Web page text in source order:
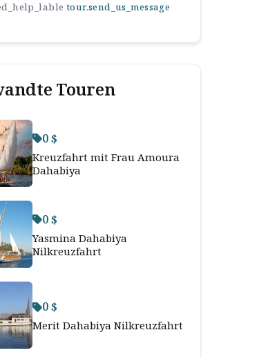
tour.send_us_message
Touren
0 $
Kreuzfahrt mit Frau Amoura
Dahabiya
0 $
Yasmina Dahabiya
Nilkreuzfahrt
0 $
Merit Dahabiya Nilkreuzfahrt